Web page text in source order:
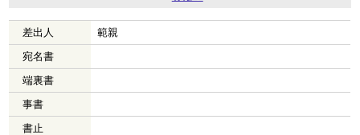
差出人
範親
宛名書
端裏書
事書
書止